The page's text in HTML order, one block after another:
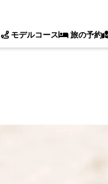
モデルコース 旅の予約